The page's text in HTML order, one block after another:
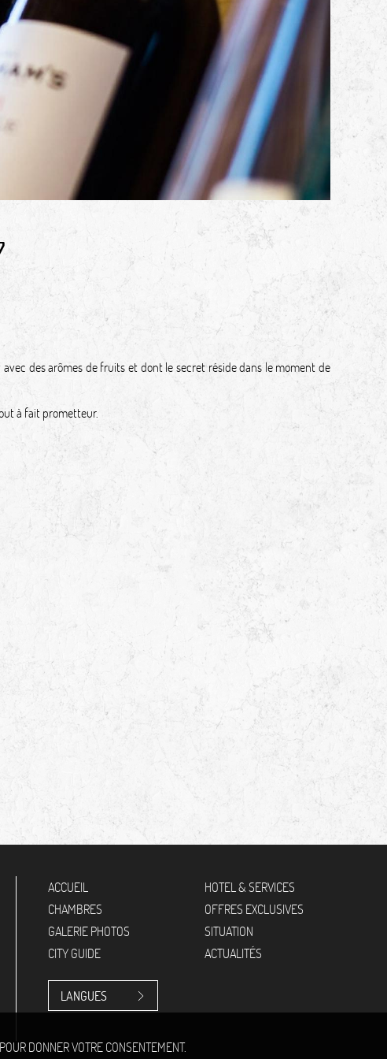
des arômes de fruits et dont le secret réside dans le moment de
à fait prometteur.
ACCUEIL
HOTEL & SERVICES
CHAMBRES
OFFRES EXCLUSIVES
GALERIE PHOTOS
SITUATION
CITY GUIDE
ACTUALITÉS
LANGUES
DONNER VOTRE CONSENTEMENT.